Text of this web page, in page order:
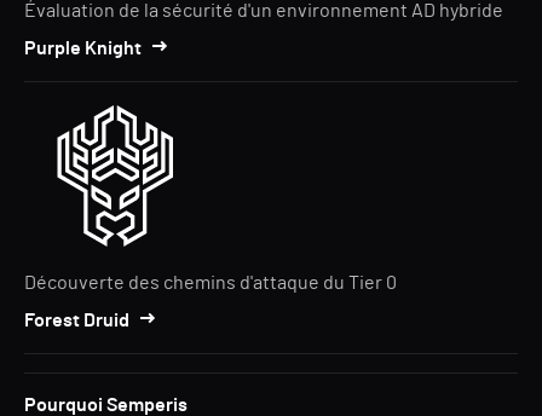
Évaluation de la sécurité d'un environnement AD hybride
Purple Knight
Découverte des chemins d'attaque du Tier 0
Forest Druid
Pourquoi Semperis